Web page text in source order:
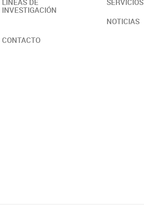
INVESTIGACIÓN
NOTICIAS
CONTACTO